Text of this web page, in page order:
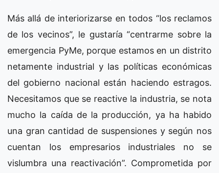
Más allá de interiorizarse en todos “los reclamos
de los vecinos”, le gustaría “centrarme sobre la
emergencia PyMe, porque estamos en un distrito
netamente industrial y las políticas económicas
del gobierno nacional están haciendo estragos.
Necesitamos que se reactive la industria, se nota
mucho la caída de la producción, ya ha habido
una gran cantidad de suspensiones y según nos
cuentan los empresarios industriales no se
vislumbra una reactivación”. Comprometida por